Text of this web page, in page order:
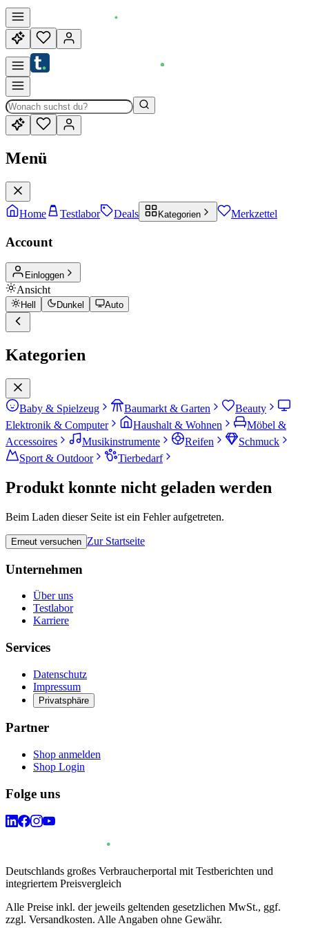
Menü
Home Testlabor Deals Kategorien Merkzettel
Account
Einloggen
Ansicht
Hell Dunkel Auto
Kategorien
Baby & Spielzeug Baumarkt & Garten
Beauty
Elektronik & Computer
Haushalt & Wohnen
Möbel &
Accessoires
Musikinstrumente Reifen
Schmuck
Sport & Outdoor
Tierbedarf
Produkt konnte nicht geladen werden
Beim Laden dieser Seite ist ein Fehler aufgetreten.
Erneut versuchen Zur Startseite
Unternehmen
Über uns
Testlabor
Karriere
Services
Datenschutz
Impressum
Privatsphäre
Partner
Shop anmelden
Shop Login
Folge uns
Deutschlands großes Verbraucherportal mit Testberichten und
integriertem Preisvergleich
Alle Preise inkl. der jeweils geltenden gesetzlichen MwSt., ggf.
zzgl. Versandkosten. Alle Angaben ohne Gewähr.